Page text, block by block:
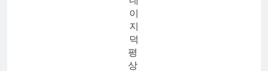
이
지
덕
평
상